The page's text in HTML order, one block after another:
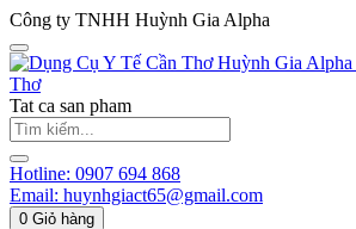
Công ty TNHH Huỳnh Gia Alpha
Huỳnh Gia Alpha
Thơ
Tat ca san pham
Hotline: 0907 694 868
Email: huynhgiact65@gmail.com
0 Giỏ hàng